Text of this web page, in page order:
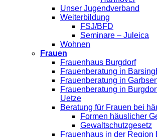
Unser Jugendverband
Weiterbildung
FSJ/BFD
Seminare – Juleica
Wohnen
Frauen
Frauenhaus Burgdorf
Frauenberatung in
Frauenberatung in
Frauenberatung in
Uetze
Beratung für Frauen bei
Formen häuslicher
Gewaltschutzgesetz
Frauenhaus in der Region